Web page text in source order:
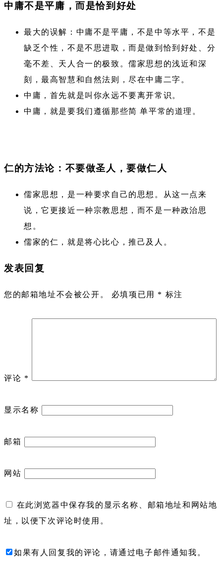
中庸不是平庸，而是恰到好处
最大的误解：中庸不是平庸，不是中等水平，不是
缺乏个性，不是不思进取，而是做到恰到好处、分
毫不差、天人合一的极致。儒家思想的浅近和深
刻，最高智慧和自然法则，尽在中庸二字。
中庸，首先就是叫你永远不要离开常识。
中庸，就是要我们遵循那些简 单平常的道理。
仁的方法论：不要做圣人，要做仁人
儒家思想，是一种要求自己的思想。从这一点来
说，它更接近一种宗教思想，而不是一种政治思
想。
儒家的仁，就是将心比心，推己及人。
发表回复
您的邮箱地址不会被公开。 必填项已用 * 标注
评论 *
显示名称
邮箱
网站
在此浏览器中保存我的显示名称、邮箱地址和网站地
址，以便下次评论时使用。
如果有人回复我的评论，请通过电子邮件通知我。